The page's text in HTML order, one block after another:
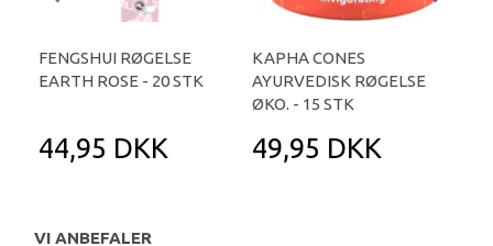
FENGSHUI RØGELSE
EARTH ROSE - 20 STK
44,95 DKK
KAPHA CONES
AYURVEDISK RØGELSE
ØKO. - 15 STK
49,95 DKK
VI ANBEFALER